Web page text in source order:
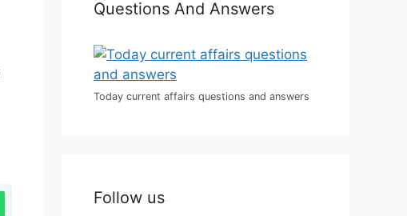
Questions And Answers
Today current affairs questions and answers
Follow us